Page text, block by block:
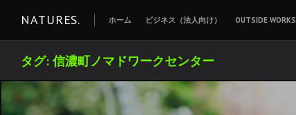
ツ
へ
NATURES. ホーム ビジネス（法人向け） OUTSIDE WORKS
タグ: 信濃町ノマドワークセンター